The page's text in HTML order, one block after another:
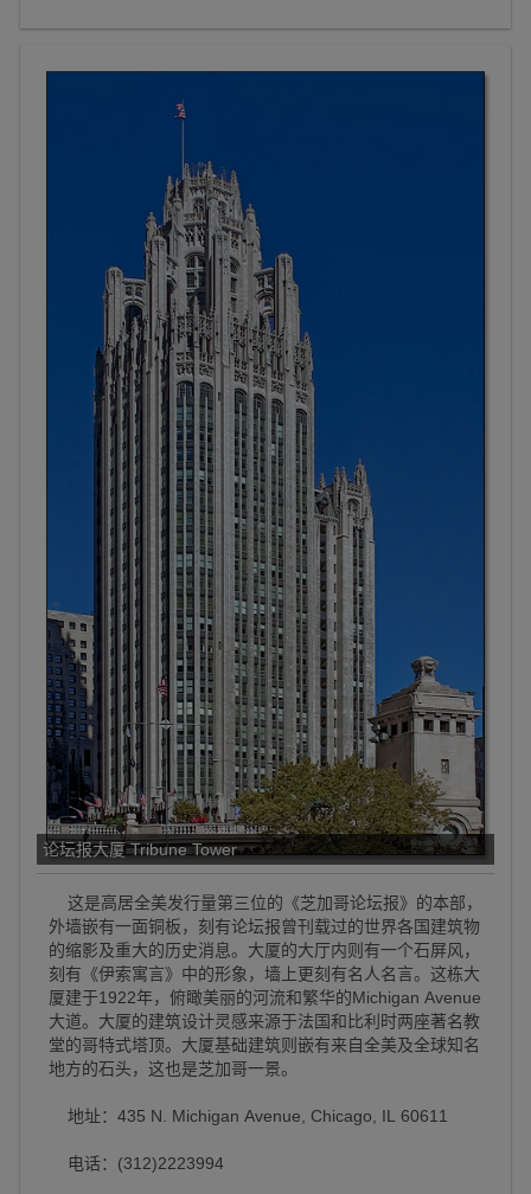
论坛报大厦 Tribune Tower
这是高居全美发行量第三位的《芝加哥论坛报》的本部，
外墙嵌有一面铜板，刻有论坛报曾刊载过的世界各国建筑物
的缩影及重大的历史消息。大厦的大厅内则有一个石屏风，
刻有《伊索寓言》中的形象，墙上更刻有名人名言。这栋大
厦建于1922年，俯瞰美丽的河流和繁华的Michigan Avenue
大道。大厦的建筑设计灵感来源于法国和比利时两座著名教
堂的哥特式塔顶。大厦基础建筑则嵌有来自全美及全球知名
地方的石头，这也是芝加哥一景。
地址：435 N. Michigan Avenue, Chicago, IL 60611
电话：(312)2223994